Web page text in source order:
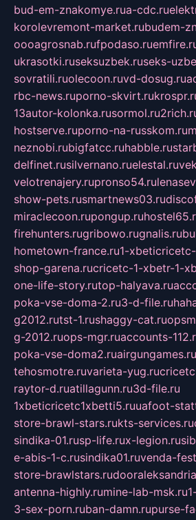
bud-em-znakomye.rua-cdc.ru
korolevremont-market.rubudem-
oooagrosnab.rufpodaso.ru
ukrasotki.ruseksuzbek.ruseks-
sovratili.ruolecoon.ruvd-dosug.ru
rbc-news.ruporno-skvirt.ru
13autor-kolonka.rusormol.ru
hostserve.ruporno-na-russkom.ru
neznobi.rubigfatcc.ruhabble.ru
delfinet.rusilvernano.ruelestal.ru
velotrenajery.rupronso54.ru
show-pets.rusmartnews03.ru
miraclecoon.rupongup.ru
firehunters.rugribowo.rugnalis.ru
hometown-france.ru1-
shop-garena.rucricetc-1-xbetr-1-
one-life-story.rutop-halyava.ru
poka-vse-doma-2.ru3-d-file.ru
g2012.rutst-1.rushaggy-cat.ru
g-2012.ruops-mgr.ruaccounts-
poka-vse-doma2.ruairgungames.ru
tehosmotre.ruvarieta-yug.ru
raytor-d.ruatillagunn.ru3d-file.ru
1xbeticricetc1xbetti5.ruuafoot-
store-brawl-stars.rukts-services.ru
sindika-01.rusp-life.rux-legion.ru
e-abis-1-c.rusindika01.ruvenda-
store-brawlstars.ru
antenna-highly.rumine-lab-msk.ru
3-sex-porn.ruban-damn.rupurse-